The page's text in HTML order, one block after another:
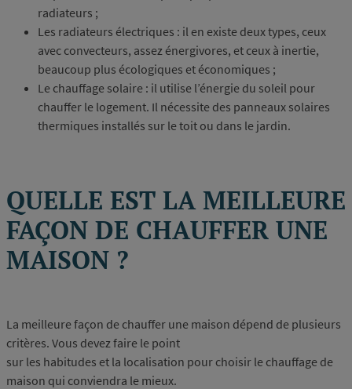
radiateurs ;
Les radiateurs électriques : il en existe deux types, ceux
avec convecteurs, assez énergivores, et ceux à inertie,
beaucoup plus écologiques et économiques ;
Le chauffage solaire : il utilise l’énergie du soleil pour
chauffer le logement. Il nécessite des panneaux solaires
thermiques installés sur le toit ou dans le jardin.
QUELLE EST LA MEILLEURE
FAÇON DE CHAUFFER UNE
MAISON ?
La meilleure façon de chauffer une maison dépend de plusieurs
critères. Vous devez faire le point
sur les habitudes et la localisation pour choisir le chauffage de
maison qui conviendra le mieux.